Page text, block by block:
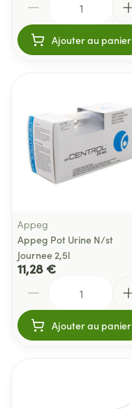
Ajouter au panier
Appeg
Appeg Pot Urine N/st
Journee 2,5l
11,28 €
Ajouter au panier